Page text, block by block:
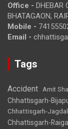
Office - DHEBAR
BHATAGAON,
Mobile -
Email -
Tags
Accident Amit
Chhattisgarh-
Chhattisgarh-
Chhattisgarh-